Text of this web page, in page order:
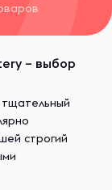
– выбор
строгий